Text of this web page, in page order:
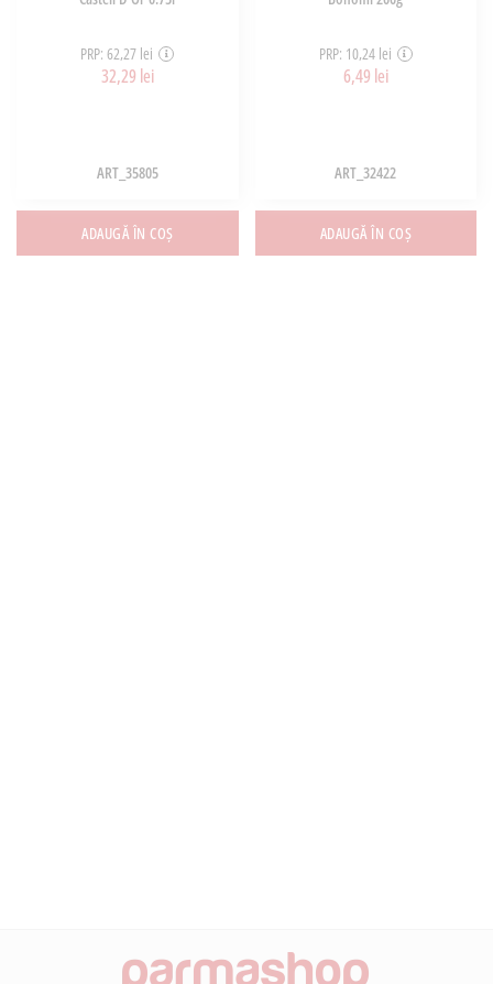
PRP: 62,27 lei
32,29 lei
ART_35805
ADAUGĂ ÎN COȘ
PRP: 10,24 lei
6,49 lei
ART_32422
ADAUGĂ ÎN COȘ